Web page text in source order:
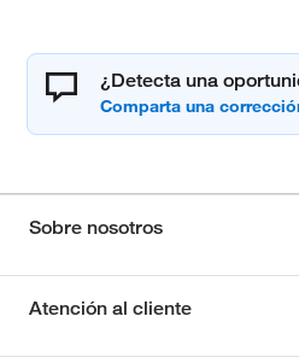
¿Detecta una
Sobre nosotros
Atención al cliente